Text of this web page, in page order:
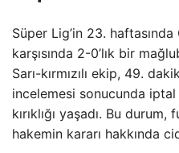
Süper Lig’in 23.
karşısında 2-0’lık bir
Sarı-kırmızılı ekip, 49.
incelemesi sonucunda
kırıklığı yaşadı. Bu
hakemin kararı hakkında